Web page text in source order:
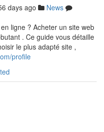
days ago
News
ligne ? Acheter un site web
. Ce guide vous détaille
le plus adapté site ,
profile